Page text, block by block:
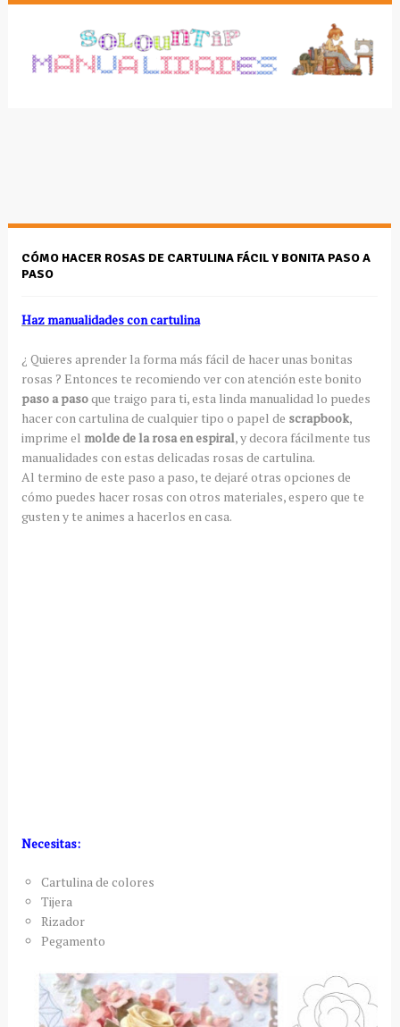
CÓMO HACER ROSAS DE CARTULINA FÁCIL Y BONITA PASO A
PASO
Haz manualidades con cartulina
¿ Quieres aprender la forma más fácil de hacer unas bonitas
rosas ? Entonces te recomiendo ver con atención este bonito
paso a pasoque traigo para ti, esta linda manualidad lo puedes
hacer con cartulina de cualquier tipo o papel de scrapbook,
imprime el molde de la rosa en espiral, y decora fácilmente tus
manualidades con estas delicadas rosas de cartulina.
Al termino de este paso a paso, te dejaré otras opciones de
cómo puedes hacer rosas con otros materiales, espero que te
gusten y te animes a hacerlos en casa.
Necesitas:
Cartulina de colores
Tijera
Rizador
Pegamento